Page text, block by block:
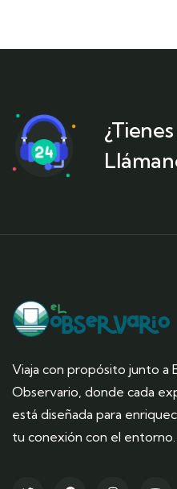
Viaja con propósito junto a
Observario, donde cada
está diseñada para
tu conexión con el entorno.